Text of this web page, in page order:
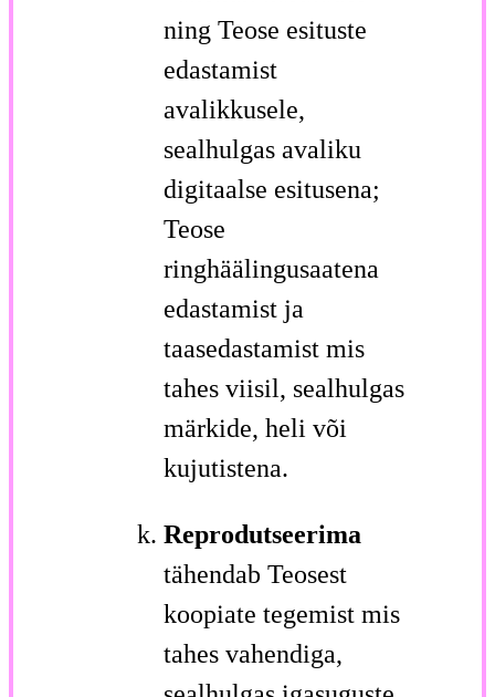
ning Teose esituste
edastamist
avalikkusele,
sealhulgas avaliku
digitaalse esitusena;
Teose
ringhäälingusaatena
edastamist ja
taasedastamist mis
tahes viisil, sealhulgas
märkide, heli või
kujutistena.
Reprodutseerima
tähendab Teosest
koopiate tegemist mis
tahes vahendiga,